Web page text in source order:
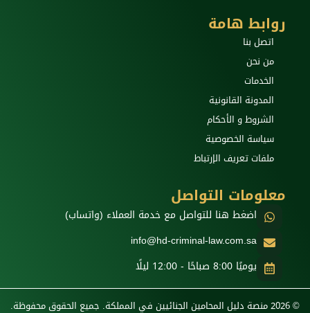
روابط هامة
اتصل بنا
من نحن
الخدمات
المدونة القانونية
الشروط و الأحكام
سياسة الخصوصية
ملفات تعريف الإرتباط
معلومات التواصل
اضغط هنا للتواصل مع خدمة العملاء (واتساب)
info@hd-criminal-law.com.sa
يوميًا 8:00 صباحًا - 12:00 ليلًا
© 2026 منصة دليل المحامين الجنائيين في المملكة. جميع الحقوق محفوظة.